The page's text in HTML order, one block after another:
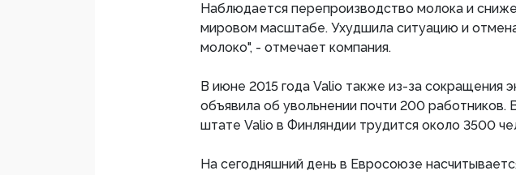
Наблюдается перепроизводство молока и
мировом масштабе. Ухудшила ситуацию и
молоко", - отмечает компания.
В июне 2015 года Valio также из-за сокращения
объявила об увольнении почти 200
штате Valio в Финляндии трудится около 3500
На сегодняшний день в Евросоюзе